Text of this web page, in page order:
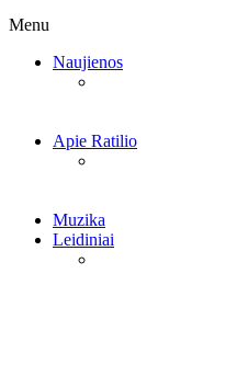
Menu
Naujienos
Apie Ratilio
Muzika
Leidiniai